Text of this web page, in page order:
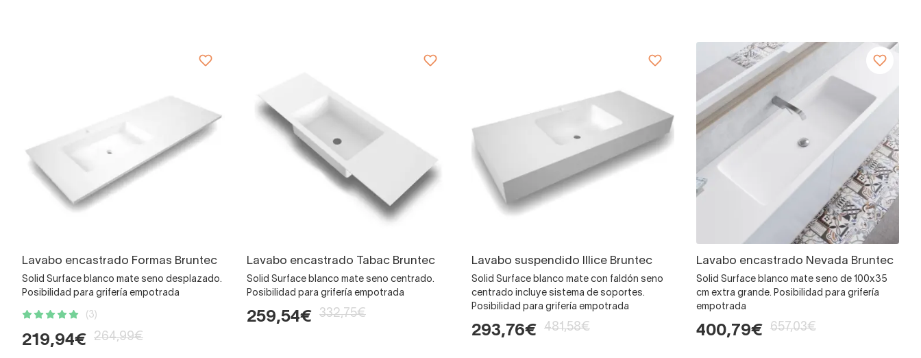
Lavabo encastrado Formas Bruntec
Solid Surface blanco mate seno desplazado.
Posibilidad para grifería empotrada
(3)
219,94€ 264,99€
Lavabo encastrado Tabac Bruntec
Solid Surface blanco mate seno centrado.
Posibilidad para grifería empotrada
259,54€ 332,75€
Lavabo suspendido Illice Bruntec
Solid Surface blanco mate con faldón seno
centrado incluye sistema de soportes.
Posibilidad para grifería empotrada
293,76€ 481,58€
Lavabo encastrado Nevada Bruntec
Solid Surface blanco mate seno de 100x35
cm extra grande. Posibilidad para grifería
empotrada
400,79€ 657,03€